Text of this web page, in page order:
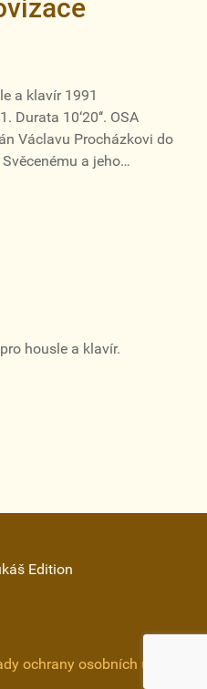
a klavír 1991
10‘20‘‘. OSA
Václavu Procházkovi do
a jeho…
housle a klavír.
Edition
ochrany osobních údajů